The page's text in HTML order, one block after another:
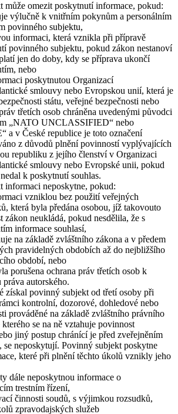
může omezit poskytnutí informace, pokud:
výlučně k vnitřním pokynům a personálním
povinného subjektu,
informaci, která vznikla při přípravě
povinného subjektu, pokud zákon nestanoví
jen do doby, kdy se příprava ukončí
nebo
poskytnutou Organizací
smlouvy nebo Evropskou unií, která je
státu, veřejné bezpečnosti nebo
třetích osob chráněna uvedenými původci
„NATO UNCLASSIFIED“ nebo
a v České republice je toto označení
z důvodů plnění povinností vyplývajících
republiku z jejího členství v Organizaci
smlouvy nebo Evropské unii, pokud
k poskytnutí souhlas.
informaci neposkytne, pokud:
vzniklou bez použití veřejných
která byla předána osobou, jíž takovouto
zákon neukládá, pokud nesdělila, že s
informace souhlasí,
na základě zvláštního zákona a v předem
pravidelných obdobích až do nejbližšího
období, nebo
porušena ochrana práv třetích osob k
práva autorského.
získal povinný subjekt od třetí osoby při
kontrolní, dozorové, dohledové nebo
prováděné na základě zvláštního právního
se na ně vztahuje povinnost
jiný postup chránící je před zveřejněním
se neposkytují. Povinný subjekt poskytne
které při plnění těchto úkolů vznikly jeho
dále neposkytnou informace o
trestním řízení,
činnosti soudů, s výjimkou rozsudků,
zpravodajských služeb